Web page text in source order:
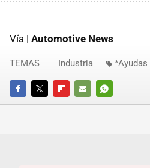
Vía | Automotive News
FACEBOOKTWITTERFLIPBOARD
E-
WHATSAPP
TEMAS Industria